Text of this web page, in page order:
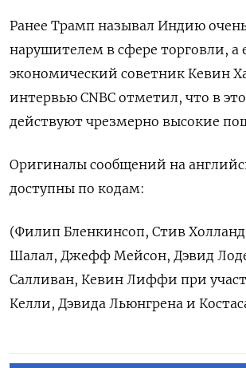
Ранее Трамп называл Индию
нарушителем в сфере торговли, а
экономический советник Кевин
интервью CNBC отметил, что в
действуют чрезмерно высокие
Оригиналы сообщений на
доступны по кодам:
(Филип Бленкинсоп, Стив
Шалал, Джефф Мейсон, Дэвид
Салливан, Кевин Лиффи при
Келли, Дэвида Льюнгрена и